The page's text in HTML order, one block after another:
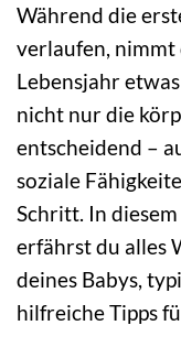
Während die
verlaufen, nimmt
Lebensjahr
nicht nur die
entscheidend –
soziale
Schritt. In
erfährst du alles
deines Babys,
hilfreiche Tipps